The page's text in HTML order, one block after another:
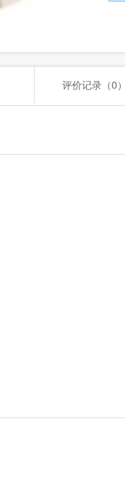
评价记录（0